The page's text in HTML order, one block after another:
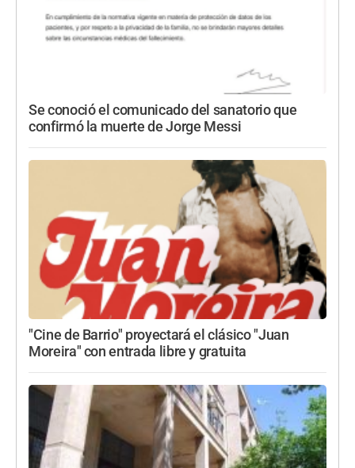
Se conoció el comunicado del sanatorio que
confirmó la muerte de Jorge Messi
"Cine de Barrio" proyectará el clásico "Juan
Moreira" con entrada libre y gratuita